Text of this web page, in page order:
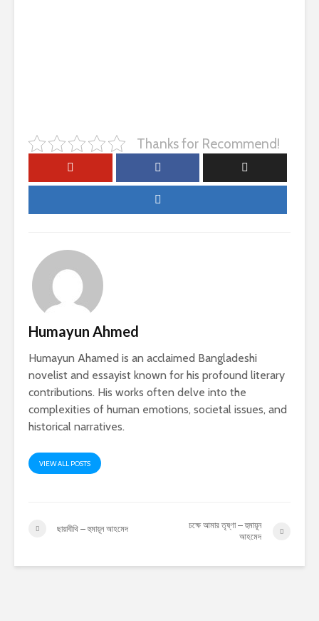
Thanks for Recommend!
Humayun Ahmed
Humayun Ahamed is an acclaimed Bangladeshi
novelist and essayist known for his profound literary
contributions. His works often delve into the
complexities of human emotions, societal issues, and
historical narratives.
VIEW ALL POSTS
ছায়াবীথি – হুমায়ূন আহমেদ
চক্ষে আমার তৃষ্ণা – হুমায়ূন
আহমেদ